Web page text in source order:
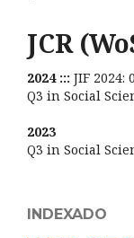
JCR
2024 ::: JIF 2024:
Q3 in Social
2023
Q3 in Social
INDEXADO